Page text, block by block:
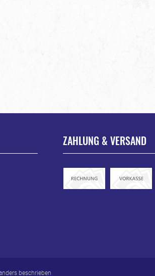
ZAHLUNG & VERSAND
beschrieben